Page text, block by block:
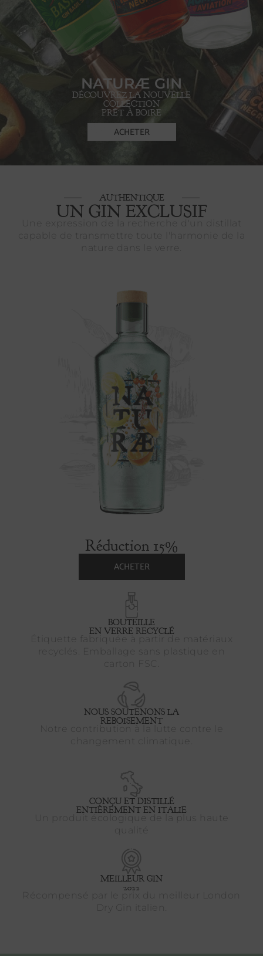
NATURÆ GIN
DÉCOUVREZ LA NOUVELLE
COLLECTION
PRÊT À BOIRE
ACHETER
AUTHENTIQUE
UN GIN EXCLUSIF
Une expression de la recherche d'un distillat
capable de transmettre toute l'harmonie de la
nature dans le verre.
Réduction 15%
ACHETER
BOUTEILLE
EN VERRE RECYCLÉ
Étiquette fabriquée à partir de matériaux
recyclés. Emballage sans plastique en
carton FSC.
NOUS SOUTENONS LA
REBOISEMENT
Notre contribution à la lutte contre le
changement climatique.
CONÇU ET DISTILLÉ
ENTIÈREMENT EN ITALIE
Un produit écologique de la plus haute
qualité
MEILLEUR GIN
2022
Récompensé par le prix du meilleur London
Dry Gin italien.